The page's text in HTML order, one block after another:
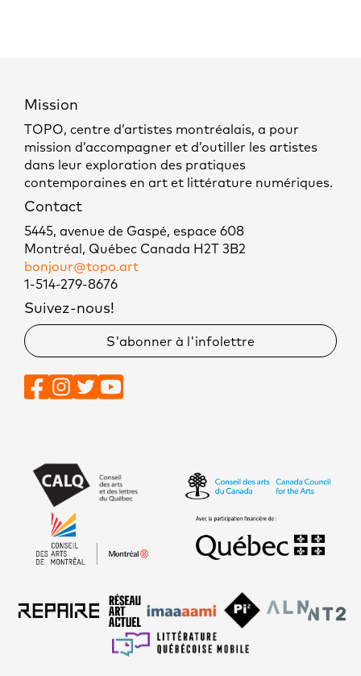
Mission
TOPO, centre d’artistes montréalais, a pour
mission d’accompagner et d’outiller les artistes
dans leur exploration des pratiques
contemporaines en art et littérature numériques.
Contact
5445, avenue de Gaspé, espace 608
Montréal, Québec Canada H2T 3B2
bonjour@topo.art
1-514-279-8676
Suivez-nous!
S'abonner à l'infolettre